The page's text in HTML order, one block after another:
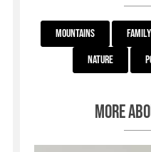
Mountains Family
Nature
More